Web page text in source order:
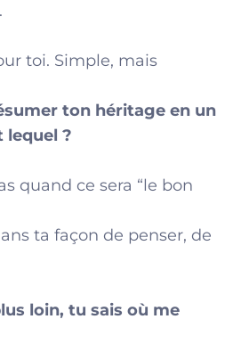
toi. Simple, mais
ton héritage en un
lequel ?
quand ce sera “le bon
ta façon de penser, de
loin, tu sais où me